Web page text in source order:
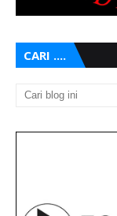
CARI ....